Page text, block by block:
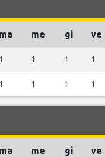
ma me gi ve
1 1 1 1
1 1 1 1
ma me gi ve